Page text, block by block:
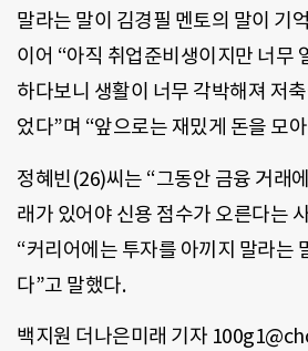
말라는 말이 김경필 멘토의 말이 기
이어 “아직 취업준비생이지만 너무
하다보니 생활이 너무 각박해져 저
었다”며 “앞으로는 재밌게 돈을 모
정혜빈(26)씨는 “그동안 금융 거래
래가 있어야 신용 점수가 오른다는
“커리어에는 투자를 아끼지 말라는
다”고 말했다.
백지원 더나은미래 기자